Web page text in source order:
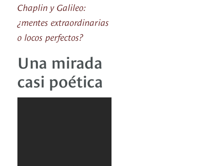
Chaplin y Galileo:
¿mentes extraordinarias
o locos perfectos?
Una mirada
casi poética